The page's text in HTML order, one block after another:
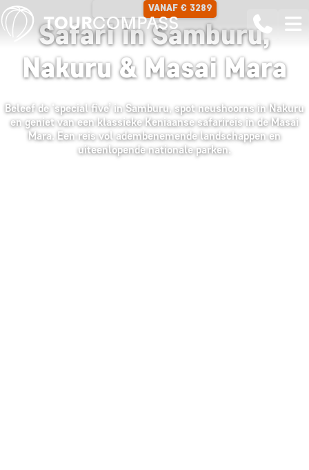
VANAF € 3289
Safari in Samburu,
Nakuru & Masai Mara
Beleef de ‘special five’ in Samburu, spot neushoorns in Nakuru
en geniet van een klassieke Keniaanse safarireis in de Masai
Mara. Een reis vol adembenemende landschappen en
uiteenlopende nationale parken.